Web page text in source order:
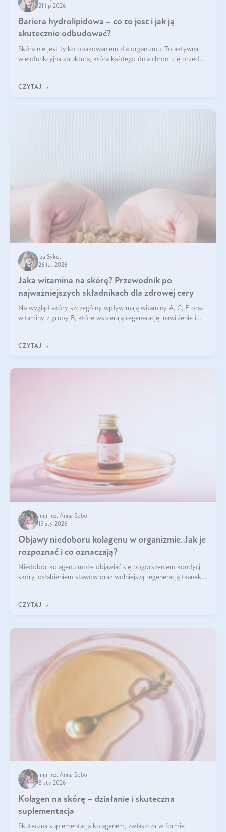
21 lip 2026
Bariera hydrolipidowa – co to jest i jak ją
skutecznie odbudować?
Skóra nie jest tylko opakowaniem dla organizmu. To aktywna,
wielofunkcyjna struktura, która każdego dnia chroni cię przed
bariera hydrolipidowa.
CZYTAJ
Iza Sykut
26 lut 2026
Jaka witamina na skórę? Przewodnik po
najważniejszych składnikach dla zdrowej cery
Na wygląd skóry szczególny wpływ mają witaminy A, C, E oraz
witaminy z grupy B, które wspierają regenerację, nawilżenie i
CZYTAJ
mgr inż. Anna Sobol
15 sty 2026
Objawy niedoboru kolagenu w organizmie. Jak je
rozpoznać i co oznaczają?
Niedobór kolagenu może objawiać się pogorszeniem kondycji
skóry, osłabieniem stawów oraz wolniejszą regeneracją tkanek.
osłabienie włosów.
CZYTAJ
mgr inż. Anna Sobol
8 sty 2026
Kolagen na skórę – działanie i skuteczna
suplementacja
Skuteczna suplementacja kolagenem, zwłaszcza w formie